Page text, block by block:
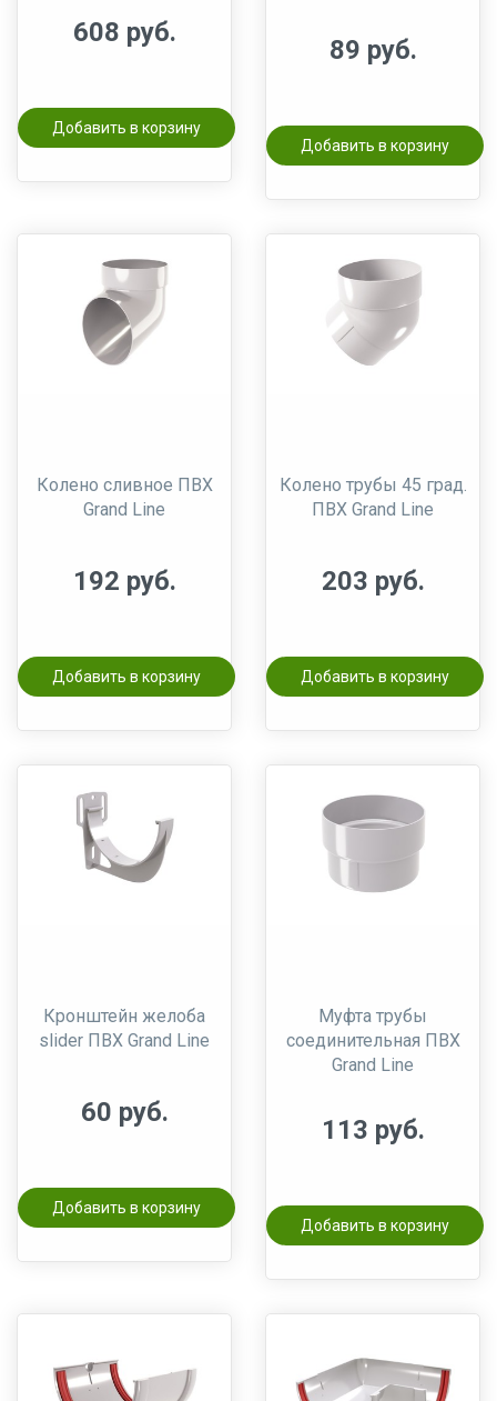
608 руб.
Добавить в корзину
89 руб.
Добавить в корзину
Колено сливное ПВХ
Grand Line
192 руб.
Добавить в корзину
Колено трубы 45 град.
ПВХ Grand Line
203 руб.
Добавить в корзину
Кронштейн желоба
slider ПВХ Grand Line
60 руб.
Добавить в корзину
Муфта трубы
соединительная ПВХ
Grand Line
113 руб.
Добавить в корзину